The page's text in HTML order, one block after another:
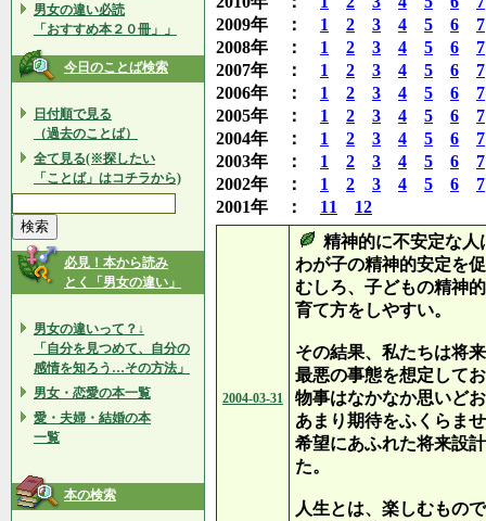
男女の違い必読
「おすすめ本２０冊」」
今日のことば検索
日付順で見る
（過去のことば）
全て見る(※探したい
「ことば」はコチラから)
必見！本から読み
とく「男女の違い」
男女の違いって？↓
「自分を見つめて、自分の
感情を知ろう…その方法」
男女・恋愛の本一覧
愛・夫婦・結婚の本
一覧
本の検索
2009年 ： 1 2 3 4 5 6
7
2008年 ： 1 2 3 4 5 6
7
2007年 ： 1 2 3 4 5 6
7
2006年 ： 1 2 3 4 5 6
7
2005年 ： 1 2 3 4 5 6
7
2004年 ： 1 2 3 4 5 6
7
2003年 ： 1 2 3 4 5 6
7
2002年 ： 1 2 3 4 5 6
7
2001年 ： 11 12
2004-03-31
精神的に不安定な人
わが子の精神的安定を
むしろ、子どもの精神
育て方をしやすい。
その結果、私たちは将
最悪の事態を想定して
物事はなかなか思いど
あまり期待をふくらま
希望にあふれた将来設
た。
人生とは、楽しむもの